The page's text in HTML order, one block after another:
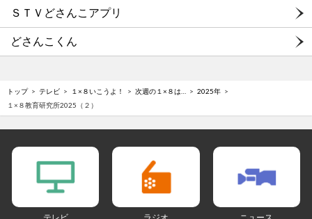
ＳＴＶどさんこアプリ
どさんこくん
トップ テレビ １×８いこうよ！ 次週の１×８は…
2025年
１×８教育研究所2025（２）